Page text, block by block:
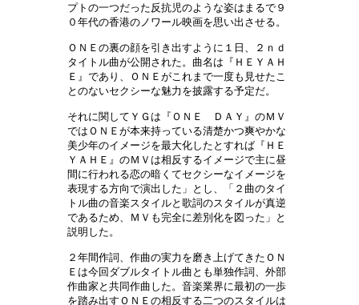
プトの一つだった反抗児のような姿はまるで９
０年代の香港のノワール映画を思い出させる。
ＯＮＥの裏の顔を引き出すように１日、２ｎｄ
タイトル曲が公開された。曲名は『ＨＥＹＡＨ
Ｅ』であり、ＯＮＥがこれまで一度も見せたこ
とのないセクシーな魅力を披露する予定だ。
それに関してＹＧは『ＯＮＥ ＤＡＹ』のＭＶ
ではＯＮＥが本来持っている清楚かつ爽やかな
美少年のイメージを最大化したとすれば『ＨＥ
ＹＡＨＥ』のＭＶは相反するイメージで主に昼
間に行われる恋の暗くてセクシーなイメージを
表現する方向で演出した」とし、「２曲のタイ
トル曲の音楽スタイルと歌詞のスタイルが真逆
であるため、ＭＶも完全に差別化を図った」と
説明した。
２年間作詞、作曲の実力を磨き上げてきたＯＮ
Ｅは今回ダブルタイトル曲とも単独作詞、外部
作曲家と共同作曲した。音楽業界に最初の一歩
を踏み出すＯＮＥの相反する二つのスタイルは